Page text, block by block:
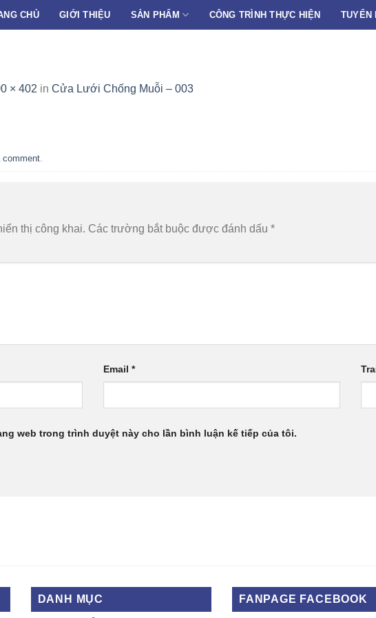
CHỦ GIỚI THIỆU SẢN PHẨM CÔNG TRÌNH THỰC HIỆN TUYỂN
× 402 in Cửa Lưới Chống Muỗi – 003
comment.
thị công khai. Các trường bắt buộc được đánh dấu *
Email*
web trong trình duyệt này cho lần bình luận kế tiếp của tôi.
DANH MỤC FANPAGE FACEBOOK